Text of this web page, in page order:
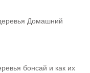
Домашний
бонсай и как их